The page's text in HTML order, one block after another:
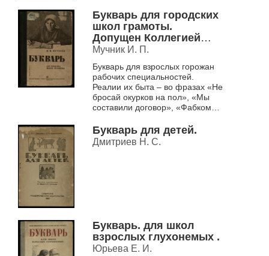
Букварь для городских
школ грамоты.
Допущен Коллегией
НКП РСФСР.
Мучник И. П.
Букварь для взрослых горожан
рабочих специальностей.
Реалии их быта – во фразах «Не
бросай окурков на пол», «Мы
составили договор», «Фабком
столовой». В учебник
интегрированы св...
Букварь для детей.
Дмитриев Н. С.
Букварь. для школ
взрослых глухонемых .
Юрьева Е. И.